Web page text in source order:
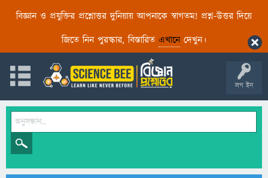
বিজ্ঞান ও প্রযুক্তির প্রশ্নোত্তর দুনিয়ায় আপনাকে স্বাগতম! প্রশ্ন-উত্তর দিয়ে
জিতে নিন পুরস্কার, বিস্তারিত এখানেদেখুন।
লগ ইন